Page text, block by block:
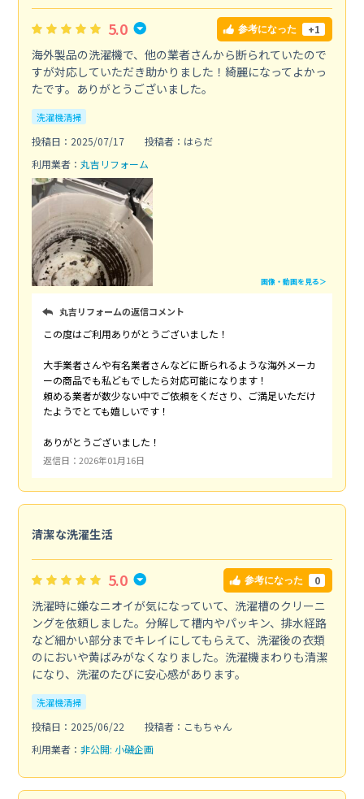
5.0 参考になった +1
海外製品の洗濯機で、他の業者さんから断られていたので
すが対応していただき助かりました！綺麗になってよかっ
たです。ありがとうございました。
洗濯機清掃
投稿日：2025/07/17
投稿者：はらだ
利用業者： 丸吉リフォーム
画像・動画を見る＞
丸吉リフォームの返信コメント
この度はご利用ありがとうございました！
大手業者さんや有名業者さんなどに断られるような海外メーカ
ーの商品でも私どもでしたら対応可能になります！
頼める業者が数少ない中でご依頼をくださり、ご満足いただけ
たようでとても嬉しいです！
ありがとうございました！
返信日：2026年01月16日
清潔な洗濯生活
5.0 参考になった 0
洗濯時に嫌なニオイが気になっていて、洗濯槽のクリーニ
ングを依頼しました。分解して槽内やパッキン、排水経路
など細かい部分までキレイにしてもらえて、洗濯後の衣類
のにおいや黄ばみがなくなりました。洗濯機まわりも清潔
になり、洗濯のたびに安心感があります。
洗濯機清掃
投稿日：2025/06/22
投稿者：こもちゃん
利用業者： 非公開: 小磯企画